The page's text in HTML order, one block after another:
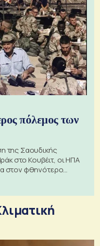
πόλεμος των
της Σαουδικής
στο Κουβέιτ, οι ΗΠΑ
στον φθηνότερο